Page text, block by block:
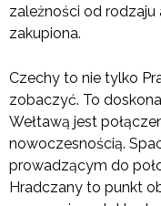
zależności od rodzaju
zakupiona.
Czechy to nie tylko
zobaczyć. To
Wełtawą jest
nowoczesnością.
prowadzącym do
Hradczany to punkt